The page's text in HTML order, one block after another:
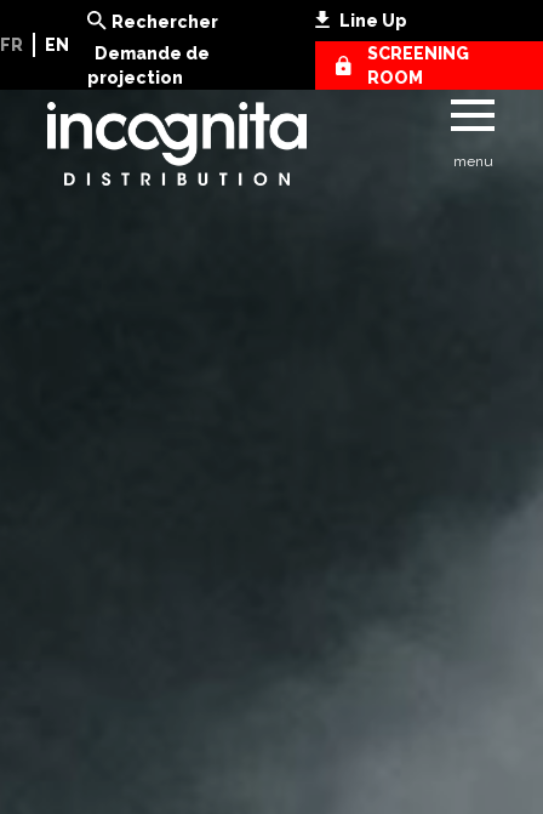
menu
FR EN
Rechercher
Line Up
Demande de
projection
SCREENING
ROOM